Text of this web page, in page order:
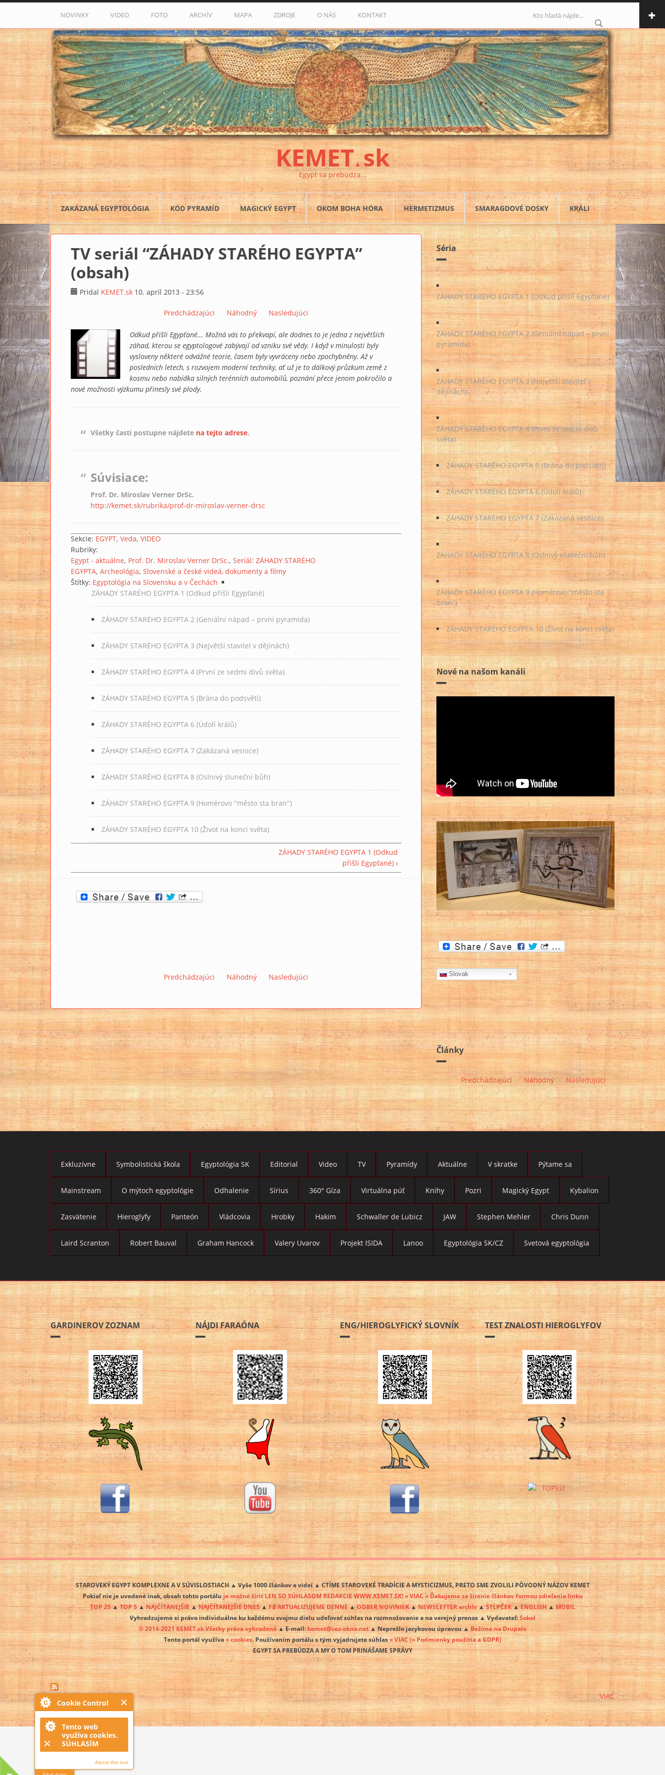
Cookie Control
Tento web
využíva cookies.
SÚHLASÍM
About this tool
Skočiť na hlavný obsah
NOVINKY VIDEO FOTO ARCHÍV MAPA ZDROJE O NÁS KONTAKT Vyhľadávanie
KEMET▲sk
Egypt sa prebúdza...
ZAKÁZANÁ EGYPTOLÓGIA KÓD PYRAMÍD MAGICKÝ EGYPT OKOM BOHA HÓRA HERMETIZMUS SMARAGDOVÉ DOSKY KRÁLI
TV seriál “ZÁHADY STARÉHO EGYPTA”
(obsah)
Pridal KEMET.sk 10. apríl 2013 - 23:56
Predchádzajúci Náhodný Nasledujúci
Odkud přišli Egypťané... Možná vás to překvapí, ale dodnes to je jedna z největších
záhad, kterou se egyptologové zabývají od vzniku své vědy. I když v minulosti byly
vysloveny některé odvážné teorie, časem byly vyvráceny nebo zpochybněny. Až v
posledních letech, s rozvojem moderní techniky, ať už je to dálkový průzkum země z
kosmu nebo nabídka silných terénních automobilů, poznání přece jenom pokročilo a
nové možnosti výzkumu přinesly své plody.
Všetky časti postupne nájdete na tejto adrese.
Súvisiace:
Prof. Dr. Miroslav Verner DrSc.
http://kemet.sk/rubrika/prof-dr-miroslav-verner-drsc
Sekcie: EGYPT Veda VIDEO
Rubriky:
Egypt - aktuálne Prof. Dr. Miroslav Verner DrSc. Seriál: ZÁHADY STARÉHO
EGYPTA Archeológia Slovenské a české videá, dokumenty a filmy
Štítky: Egyptológia na Slovensku a v Čechách
ZÁHADY STARÉHO EGYPTA 1 (Odkud přišli Egypťané)
ZÁHADY STARÉHO EGYPTA 2 (Geniální nápad – první pyramida)
ZÁHADY STARÉHO EGYPTA 3 (Největší stavitel v dějinách)
ZÁHADY STARÉHO EGYPTA 4 (První ze sedmi divů světa)
ZÁHADY STARÉHO EGYPTA 5 (Brána do podsvětí)
ZÁHADY STARÉHO EGYPTA 6 (Údolí králů)
ZÁHADY STARÉHO EGYPTA 7 (Zakázaná vesnice)
ZÁHADY STARÉHO EGYPTA 8 (Oslnivý sluneční bůh)
ZÁHADY STARÉHO EGYPTA 9 (Homérovo "město sta bran")
ZÁHADY STARÉHO EGYPTA 10 (Život na konci světa)
ZÁHADY STARÉHO EGYPTA 1 (Odkud
přišli Egypťané) ›
Predchádzajúci Náhodný Nasledujúci
Séria
ZÁHADY STARÉHO EGYPTA 1 (Odkud přišli Egypťané)
ZÁHADY STARÉHO EGYPTA 2 (Geniální nápad – první
pyramida)
ZÁHADY STARÉHO EGYPTA 3 (Největší stavitel v
dějinách)
ZÁHADY STARÉHO EGYPTA 4 (První ze sedmi divů
světa)
ZÁHADY STARÉHO EGYPTA 5 (Brána do podsvětí)
ZÁHADY STARÉHO EGYPTA 6 (Údolí králů)
ZÁHADY STARÉHO EGYPTA 7 (Zakázaná vesnice)
ZÁHADY STARÉHO EGYPTA 8 (Oslnivý sluneční bůh)
ZÁHADY STARÉHO EGYPTA 9 (Homérovo "město sta
bran")
ZÁHADY STARÉHO EGYPTA 10 (Život na konci světa)
Nové na našom kanáli
Slovak
Články
Predchádzajúci Náhodný Nasledujúci
Exkluzívne Symbolistická škola Egyptológia SK Editorial Video TV Pyramídy Aktuálne V skratke Pýtame sa
Mainstream O mýtoch egyptológie Odhalenie Sírius 360° Gíza Virtuálna púť Knihy Pozri Magický Egypt Kybalion
Zasvätenie Hieroglyfy Panteón Vládcovia Hrobky Hakim Schwaller de Lubicz JAW Stephen Mehler Chris Dunn
Laird Scranton Robert Bauval Graham Hancock Valery Uvarov Projekt ISIDA Lanoo Egyptológia SK/CZ Svetová egyptológia
GARDINEROV ZOZNAM NÁJDI FARAÓNA ENG/HIEROGLYFICKÝ SLOVNÍK TEST ZNALOSTI HIEROGLYFOV
STAROVEKÝ EGYPT KOMPLEXNE A V SÚVISLOSTIACH ▲ Vyše 1000 článkov a videí ▲ CTÍME STAROVEKÉ TRADÍCIE A MYSTICIZMUS, PRETO SME ZVOLILI PÔVODNÝ NÁZOV KEMET
Pokiaľ nie je uvedené inak, obsah tohto portálu je možné šíriť LEN SO SÚHLASOM REDAKCIE WWW.KEMET.SK! » VIAC « Ďakujeme za šírenie článkov formou zdieľania linku
TOP 25▲TOP 5▲NAJČÍTANEJŠIE▲NAJČÍTANEJŠIE DNES▲FB AKTUALIZUJEME DENNE▲ODBER NOVINIEK▲NEWSLETTER archív▲STĹPČEK▲ENGLISH▲MOBIL
Vyhradzujeme si právo individuálne ku každému svojmu dielu udeľovať súhlas na rozmnožovanie a na verejný prenos ▲ Vydavateľ:Sokol
© 2014-2021 KEMET.sk Všetky práva vyhradené ▲ E-mail: kemet@cez-okno.net ▲ Neprešlo jazykovou úpravou ▲ Bežíme na Drupale
Tento portál využíva» cookies. Používaním portálu s tým vyjadrujete súhlas» VIAC (» Podmienky použitia a GDPR)
EGYPT SA PREBÚDZA A MY O TOM PRINÁŠAME SPRÁVY
VIAC